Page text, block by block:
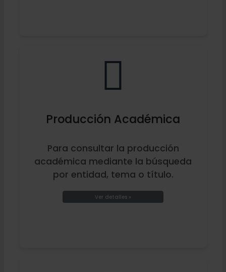
Producción Académica
Para consultar la producción
académica mediante la búsqueda
por entidad, tema o título.
Ver detalles »